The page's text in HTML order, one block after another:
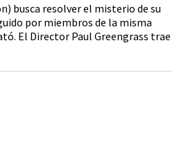
busca resolver el misterio de su
por miembros de la misma
El Director Paul Greengrass trae